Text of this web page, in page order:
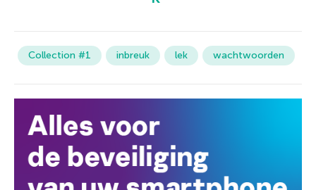
Collection #1 inbreuk lek wachtwoorden